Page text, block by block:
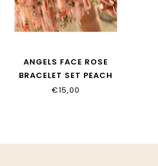
ANGELS FACE ROSE
BRACELET SET PEACH
€15,00